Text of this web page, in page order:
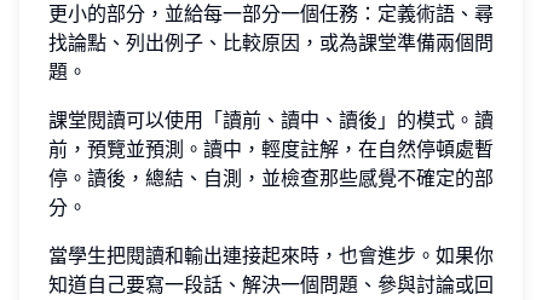
更小的部分，並給每一部分一個任務：定義術語、尋
找論點、列出例子、比較原因，或為課堂準備兩個問
題。
課堂閱讀可以使用「讀前、讀中、讀後」的模式。讀
前，預覽並預測。讀中，輕度註解，在自然停頓處暫
停。讀後，總結、自測，並檢查那些感覺不確定的部
分。
當學生把閱讀和輸出連接起來時，也會進步。如果你
知道自己要寫一段話、解決一個問題、參與討論或回